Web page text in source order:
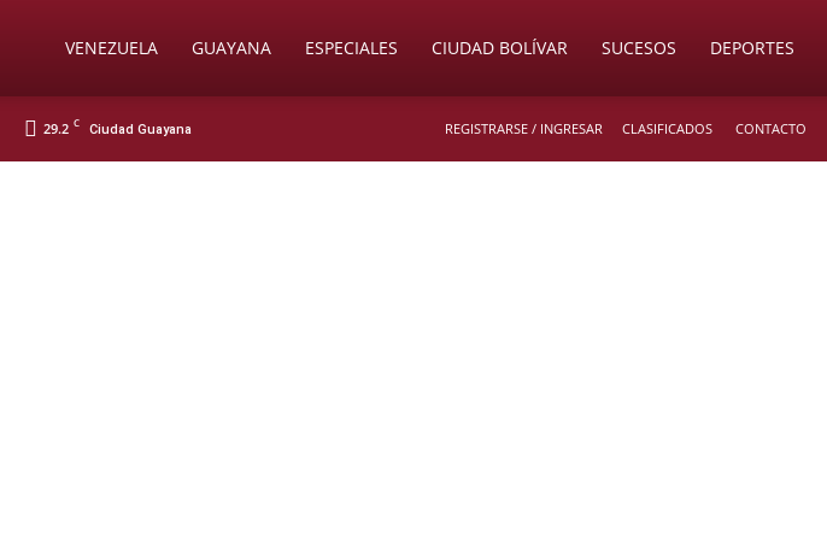
SoyVENEZUELA GUAYANA ESPECIALES CIUDAD BOLÍVAR SUCESOS DEPORTES
29.2 C Ciudad Guayana REGISTRARSE / INGRESAR CLASIFICADOS CONTACTO